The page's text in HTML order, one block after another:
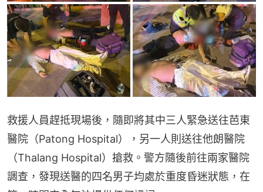
救援人員趕抵現場後，隨即將其中三人緊急送往芭東
醫院（Patong Hospital），另一人則送往他朗醫院
（Thalang Hospital）搶救。警方隨後前往兩家醫院
調查，發現送醫的四名男子均處於重度昏迷狀態，在